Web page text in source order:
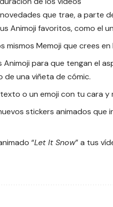
que trae, a parte
Animoji favoritos, como el
mismos Memoji que crees en
para que tengan el
una viñeta de cómic.
o un emoji con tu cara
stickers animados que
“Let It Snow” a tus